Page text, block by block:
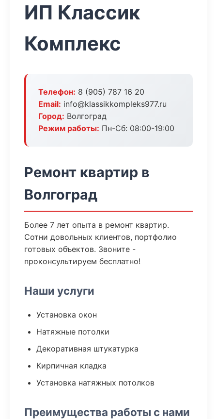
ИП Классик
Комплекс
Телефон: 8 (905) 787 16 20
Email: info@klassikkompleks977.ru
Город: Волгоград
Режим работы: Пн-Сб: 08:00-19:00
Ремонт квартир в
Волгоград
Более 7 лет опыта в ремонт квартир.
Сотни довольных клиентов, портфолио
готовых объектов. Звоните -
проконсультируем бесплатно!
Наши услуги
Установка окон
Натяжные потолки
Декоративная штукатурка
Кирпичная кладка
Установка натяжных потолков
Преимущества работы с нами